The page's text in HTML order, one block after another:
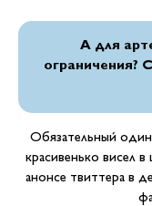
А для
ограничения?
Обязательный
красивенько висел
анонсе твиттера в